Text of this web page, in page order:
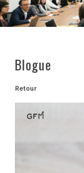
JOINDRE
ACCÈS CLIENT
ÉQUIPE
PARTICULIERS
ENTREPRISES
RESSOURCES
Blogue
Retour